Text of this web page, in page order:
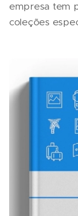
empresa tem
coleções